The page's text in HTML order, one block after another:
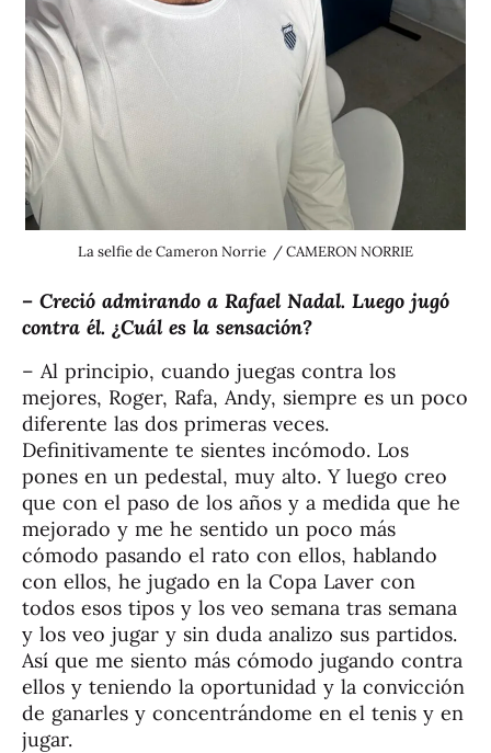
La selfie de Cameron Norrie / CAMERON NORRIE
– Creció admirando a Rafael Nadal. Luego jugó
contra él. ¿Cuál es la sensación?
– Al principio, cuando juegas contra los
mejores, Roger, Rafa, Andy, siempre es un poco
diferente las dos primeras veces.
Definitivamente te sientes incómodo. Los
pones en un pedestal, muy alto. Y luego creo
que con el paso de los años y a medida que he
mejorado y me he sentido un poco más
cómodo pasando el rato con ellos, hablando
con ellos, he jugado en la Copa Laver con
todos esos tipos y los veo semana tras semana
y los veo jugar y sin duda analizo sus partidos.
Así que me siento más cómodo jugando contra
ellos y teniendo la oportunidad y la convicción
de ganarles y concentrándome en el tenis y en
jugar.